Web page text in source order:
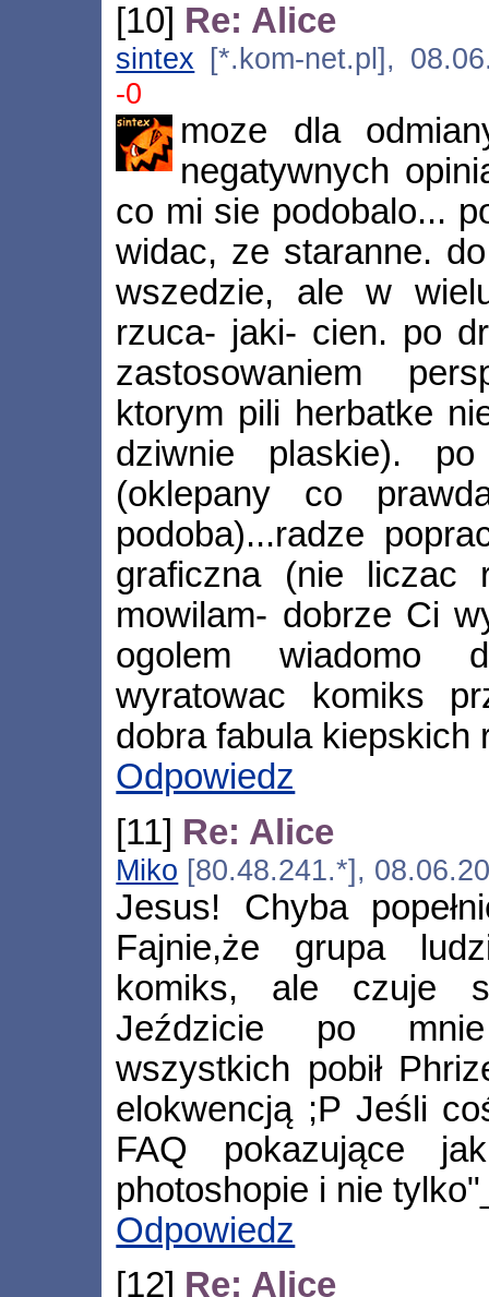
[10] Re: Alice
sintex [*.kom-net.pl],
-0
moze dla
negatywnych
co mi sie podobalo...
widac, ze staranne.
wszedzie, ale w
rzuca- jaki- cien. po
zastosowaniem
ktorym pili herbatke
dziwnie plaskie).
(oklepany co
podoba)...radze
graficzna (nie liczac
mowilam- dobrze Ci
ogolem wiadomo
wyratowac komiks
dobra fabula kiepskich
Odpowiedz
[11] Re: Alice
Miko [80.48.241.*],
Jesus! Chyba
Fajnie,że grupa
komiks, ale czuje
Jeździcie po
wszystkich pobił
elokwencją ;P Jeśli
FAQ pokazujące
photoshopie i nie
Odpowiedz
[12] Re: Alice